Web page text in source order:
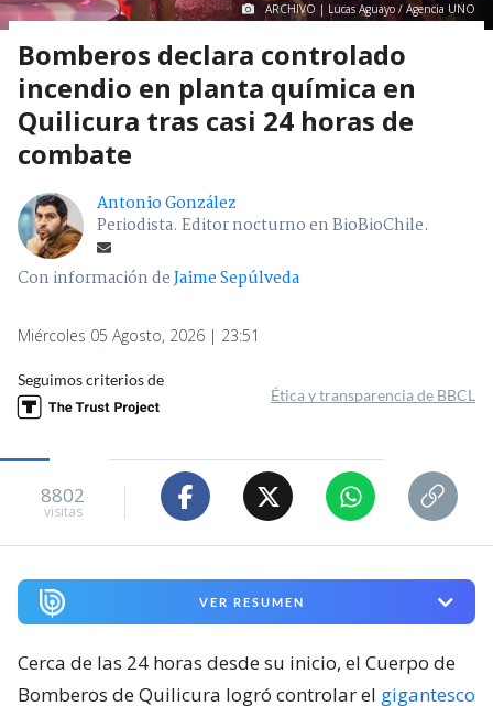
ARCHIVO | Lucas Aguayo / Agencia UNO
Bomberos declara controlado
incendio en planta química en
Quilicura tras casi 24 horas de
combate
Antonio González
Periodista. Editor nocturno en BioBioChile.
Con información deJaime Sepúlveda
Miércoles 05 Agosto, 2026 | 23:51
Seguimos criterios de
Ética y transparencia de BBCL
8802
visitas
VER RESUMEN
Cerca de las 24 horas desde su inicio, el Cuerpo de
Bomberos de Quilicura logró controlar el gigantesco